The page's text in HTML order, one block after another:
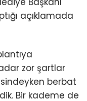
açıklamada
zor şartlar
berbat
Bir kademe de